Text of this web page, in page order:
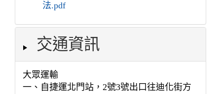
法.pdf
交通資訊
大眾運輸
一、自捷運北門站，2號3號出口往迪化街方